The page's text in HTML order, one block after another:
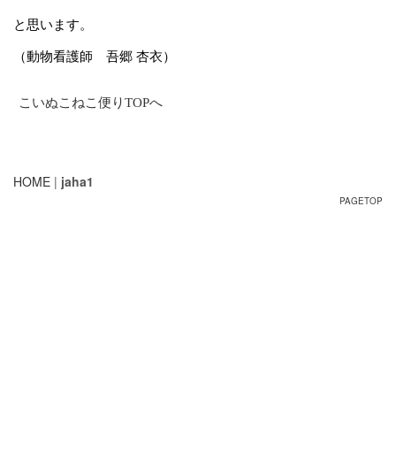
と思います。
（動物看護師 吾郷 杏衣）
こいぬこねこ便りTOPへ
HOME | jaha1
PAGETOP